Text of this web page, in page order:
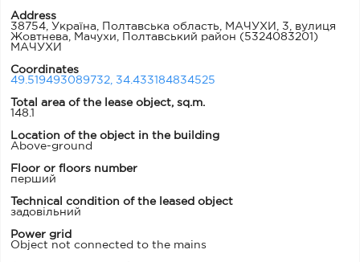
Address
38754, Україна, Полтавська область, МАЧУХИ, 3, вулиця
Жовтнева, Мачухи, Полтавський район (5324083201)
МАЧУХИ
Coordinates
49.519493089732, 34.433184834525
Total area of the lease object, sq.m.
148.1
Location of the object in the building
Above-ground
Floor or floors number
перший
Technical condition of the leased object
задовільний
Power grid
Object not connected to the mains